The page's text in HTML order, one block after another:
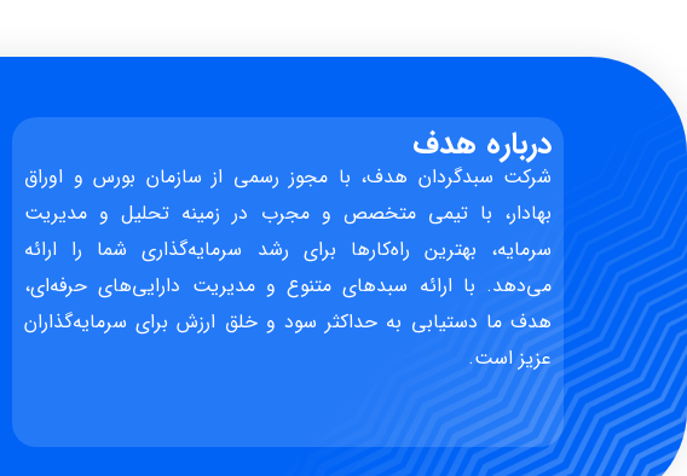
درباره هدف
شرکت سبدگردان هدف، با مجوز رسمی از سازمان بورس و اوراق
بهادار، با تیمی متخصص و مجرب در زمینه تحلیل و مدیریت
سرمایه، بهترین راه‌کارها برای رشد سرمایه‌گذاری شما را ارائه
می‌دهد. با ارائه سبدهای متنوع و مدیریت دارایی‌های حرفه‌ای،
هدف ما دستیابی به حداکثر سود و خلق ارزش برای سرمایه‌گذاران
عزیز است.